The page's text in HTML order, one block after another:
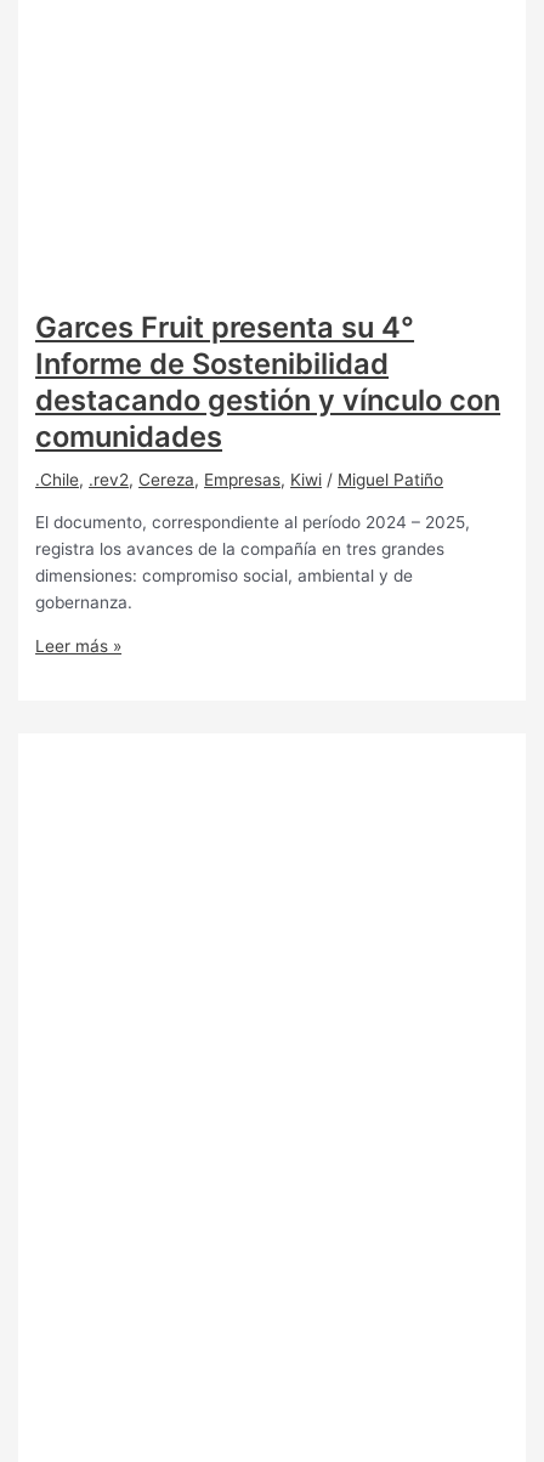
Garces Fruit presenta su 4°
Informe de Sostenibilidad
destacando gestión y vínculo con
comunidades
.Chile, .rev2, Cereza, Empresas, Kiwi / Miguel Patiño
El documento, correspondiente al período 2024 – 2025,
registra los avances de la compañía en tres grandes
dimensiones: compromiso social, ambiental y de
gobernanza.
Leer más »